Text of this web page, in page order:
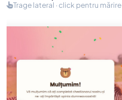
Trage lateral · click pentru mărire